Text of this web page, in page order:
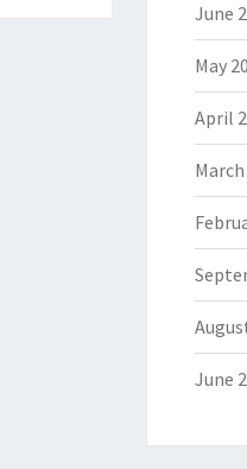
June
May
April
June